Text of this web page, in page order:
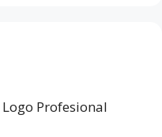
Profesional